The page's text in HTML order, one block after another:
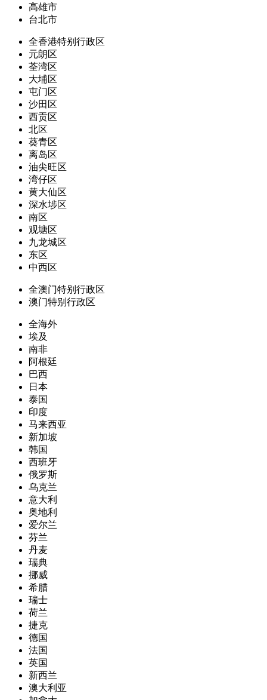
高雄市
台北市
全香港特别行政区
元朗区
荃湾区
大埔区
屯门区
沙田区
西贡区
北区
葵青区
离岛区
油尖旺区
湾仔区
黄大仙区
深水埗区
南区
观塘区
九龙城区
东区
中西区
全澳门特别行政区
澳门特别行政区
全海外
埃及
南非
阿根廷
巴西
日本
泰国
印度
马来西亚
新加坡
韩国
西班牙
俄罗斯
乌克兰
意大利
奥地利
爱尔兰
芬兰
丹麦
瑞典
挪威
希腊
瑞士
荷兰
捷克
德国
法国
英国
新西兰
澳大利亚